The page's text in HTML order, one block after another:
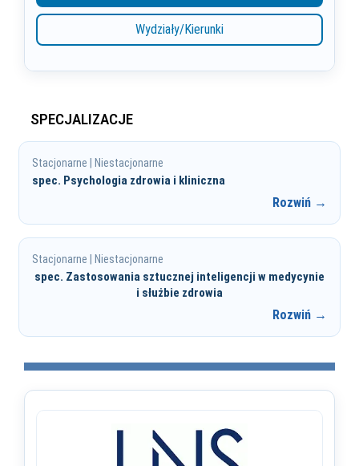
Wydziały/Kierunki
SPECJALIZACJE
Stacjonarne | Niestacjonarne
spec. Psychologia zdrowia i kliniczna
Rozwiń →
Stacjonarne | Niestacjonarne
spec. Zastosowania sztucznej inteligencji w medycynie
i służbie zdrowia
Rozwiń →